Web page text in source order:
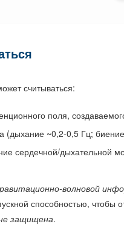
считываться:
поля,
(дыхание ~0,2-0,5 Гц;
сердечной/дыхательной
волновой
способностью,
защищена.